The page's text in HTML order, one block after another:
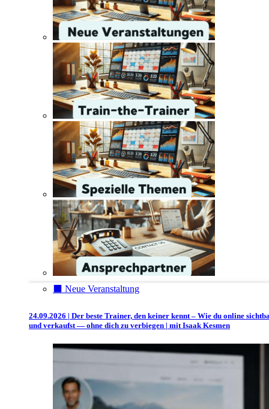
⬛️ Neue Veranstaltung
24.09.2026 | Der beste Trainer, den keiner kennt – Wie du online
und verkaufst — ohne dich zu verbiegen | mit Isaak Kesmen